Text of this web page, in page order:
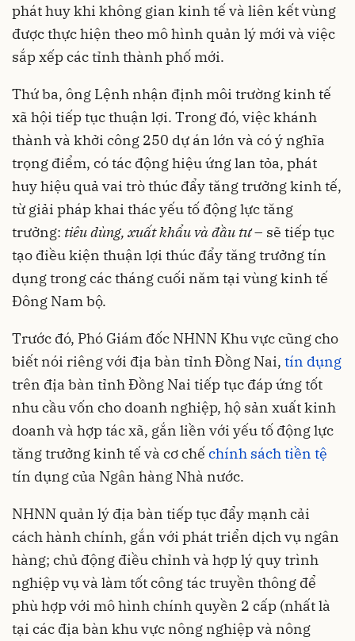
phát huy khi không gian kinh tế và liên kết vùng
được thực hiện theo mô hình quản lý mới và việc
sắp xếp các tỉnh thành phố mới.
Thứ ba, ông Lệnh nhận định môi trường kinh tế
xã hội tiếp tục thuận lợi. Trong đó, việc khánh
thành và khởi công 250 dự án lớn và có ý nghĩa
trọng điểm, có tác động hiệu ứng lan tỏa, phát
huy hiệu quả vai trò thúc đẩy tăng trưởng kinh tế,
từ giải pháp khai thác yếu tố động lực tăng
trưởng: tiêu dùng, xuất khẩu và đầu tư– sẽ tiếp tục
tạo điều kiện thuận lợi thúc đẩy tăng trưởng tín
dụng trong các tháng cuối năm tại vùng kinh tế
Đông Nam bộ.
Trước đó, Phó Giám đốc NHNN Khu vực cũng cho
biết nói riêng với địa bàn tỉnh Đồng Nai, tín dụng
trên địa bàn tỉnh Đồng Nai tiếp tục đáp ứng tốt
nhu cầu vốn cho doanh nghiệp, hộ sản xuất kinh
doanh và hợp tác xã, gắn liền với yếu tố động lực
tăng trưởng kinh tế và cơ chếchính sách tiền tệ
tín dụng của Ngân hàng Nhà nước.
NHNN quản lý địa bàn tiếp tục đẩy mạnh cải
cách hành chính, gắn với phát triển dịch vụ ngân
hàng; chủ động điều chỉnh và hợp lý quy trình
nghiệp vụ và làm tốt công tác truyền thông để
phù hợp với mô hình chính quyền 2 cấp (nhất là
tại các địa bàn khu vực nông nghiệp và nông